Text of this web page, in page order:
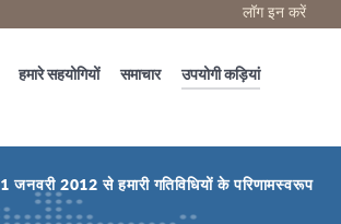
लॉग इन करें
हमारे सहयोगियों समाचार उपयोगी कड़ियां
1 जनवरी 2012 से हमारी गतिविधियों के परिणामस्वरूप